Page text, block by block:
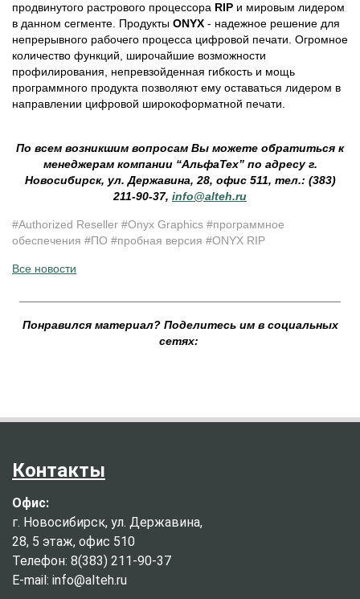
продвинутого растрового процессора RIP и мировым лидером
в данном сегменте. Продукты ONYX - надежное решение для
непрерывного рабочего процесса цифровой печати. Огромное
количество функций, широчайшие возможности
профилирования, непревзойденная гибкость и мощь
программного продукта позволяют ему оставаться лидером в
направлении цифровой широкоформатной печати.
По всем возникшим вопросам Вы можете обратиться к
менеджерам компании “АльфаТех” по адресу г.
Новосибирск, ул. Державина, 28, офис 511, тел.: (383)
211-90-37, info@alteh.ru
#Authorized Reseller #Onyx Graphics #программное
обеспечения #ПО #пробная версия #ONYX RIP
Все новости
Понравился материал? Поделитесь им в социальных
сетях:
Контакты
Офис:
г. Новосибирск, ул. Державина,
28, 5 этаж, офис 510
Телефон: 8(383) 211-90-37
E-mail: info@alteh.ru